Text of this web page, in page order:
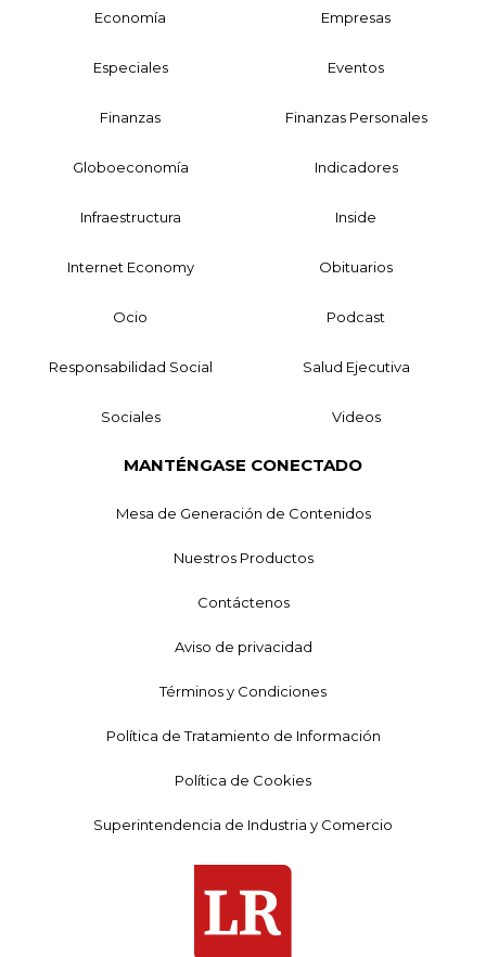
Economía Empresas
Especiales Eventos
Finanzas Finanzas Personales
Globoeconomía Indicadores
Infraestructura Inside
Internet Economy Obituarios
Ocio Podcast
Responsabilidad Social Salud Ejecutiva
Sociales Videos
MANTÉNGASE CONECTADO
Mesa de Generación de Contenidos
Nuestros Productos
Contáctenos
Aviso de privacidad
Términos y Condiciones
Política de Tratamiento de Información
Política de Cookies
Superintendencia de Industria y Comercio